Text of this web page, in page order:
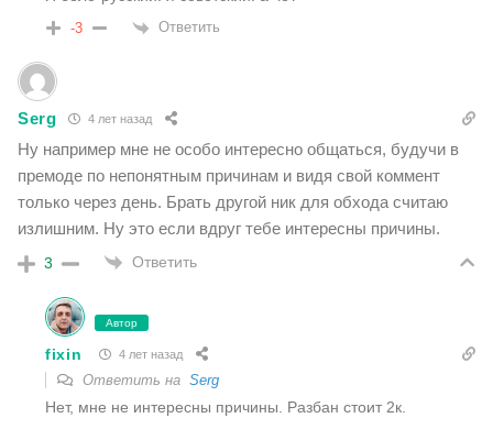
-3 Ответить
Serg 4 лет назад
Ну например мне не особо интересно общаться, будучи в
премоде по непонятным причинам и видя свой коммент
только через день. Брать другой ник для обхода считаю
излишним. Ну это если вдруг тебе интересны причины.
3 Ответить
Автор
fixin 4 лет назад
Ответить на Serg
Нет, мне не интересны причины. Разбан стоит 2к.